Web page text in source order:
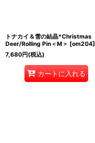
トナカイ＆雪の結晶*Christmas
Deer/Rolling Pin＜M＞ [om204]
7,680円(税込)
カートに入れる